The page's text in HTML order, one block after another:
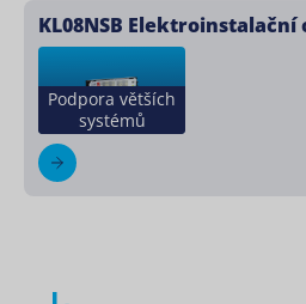
KL08NSB
Podpora větších
systémů